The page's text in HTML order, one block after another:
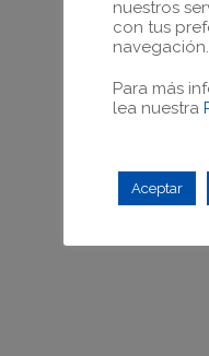
nuestros
con tus
navegación.
Para más
lea nuestra
Aceptar